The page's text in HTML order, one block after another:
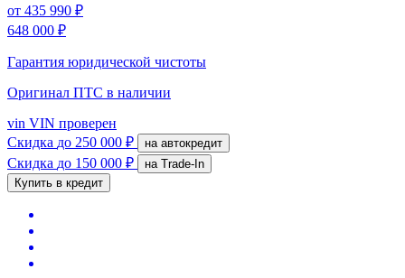
от 435 990 ₽
648 000 ₽
Гарантия юридической чистоты
Оригинал ПТС в наличии
vin VIN проверен
Скидка до 250 000 ₽ на автокредит
Скидка до 150 000 ₽
на Trade-In
Купить в кредит